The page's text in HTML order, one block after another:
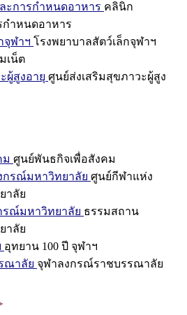
ะการกำหนดอาหาร คลินิก
ำหนดอาหาร
จุฬาฯ โรงพยาบาลสัตว์เล็กจุฬาฯ
เน็ต
ผู้สูงอายุ ศูนย์ส่งเสริมสุขภาวะผู้สูง
ม ศูนย์พันธกิจเพื่อสังคม
กรณ์มหาวิทยาลัย ศูนย์กีฬาแห่ง
าลัย
รณ์มหาวิทยาลัย ธรรมสถาน
าลัย
อุทยาน 100 ปี จุฬาฯ
ณาลัย จุฬาลงกรณ์ราชบรรณาลัย